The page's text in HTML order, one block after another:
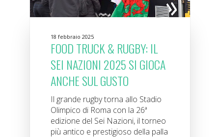
18 febbraio 2025
FOOD TRUCK & RUGBY: IL
SEI NAZIONI 2025 SI GIOCA
ANCHE SUL GUSTO
Il grande rugby torna allo Stadio
Olimpico di Roma con la 26ª
edizione del Sei Nazioni, il torneo
più antico e prestigioso della palla